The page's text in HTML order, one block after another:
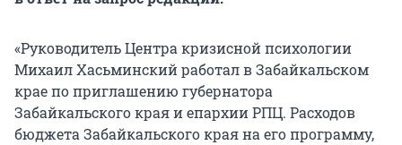
«Руководитель Центра кризисной психологии
Михаил Хасьминский работал в Забайкальском
крае по приглашению губернатора
Забайкальского края и епархии РПЦ. Расходов
бюджета Забайкальского края на его программу,